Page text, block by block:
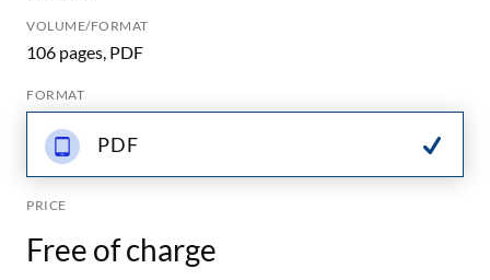
VOLUME/FORMAT
106 pages, PDF
FORMAT
PDF
PRICE
Free of charge